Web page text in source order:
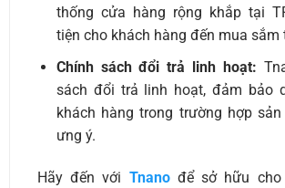
thống cửa hàng rộng khắp tại
tiện cho khách hàng đến mua sắm
Chính sách đổi trả linh hoạt:
sách đổi trả linh hoạt, đảm bảo
khách hàng trong trường hợp
ưng ý.
Hãy đến với Tnanođể sở hữu cho